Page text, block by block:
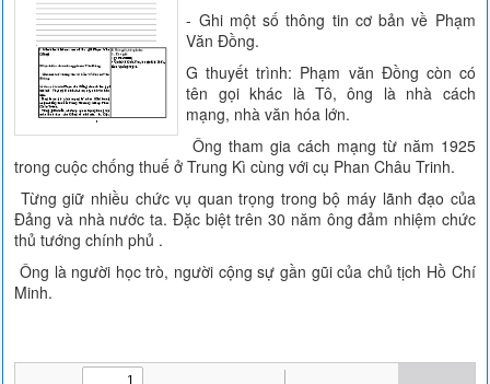
- Ghi một số thông tin cơ bản về Phạm
Văn Đồng.
G thuyết trình: Phạm văn Đồng còn có
tên gọi khác là Tô, ông là nhà cách
mạng, nhà văn hóa lớn.
Ông tham gia cách mạng từ năm 1925
trong cuộc chống thuế ở Trung Kì cùng với cụ Phan Châu Trinh.
Từng giữ nhiều chức vụ quan trọng trong bộ máy lãnh đạo của
Đảng và nhà nước ta. Đặc biệt trên 30 năm ông đảm nhiệm chức
thủ tướng chính phủ .
Ông là người học trò, người cộng sự gần gũi của chủ tịch Hồ Chí
Minh.